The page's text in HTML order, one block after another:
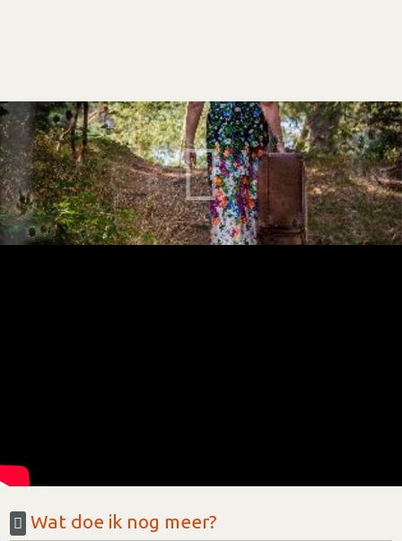
Wat doe ik nog meer?